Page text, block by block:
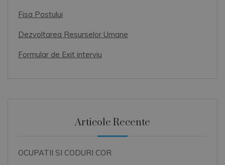
Fisa Postului
Dezvoltarea Resurselor Umane
Formular de Exit interviu
Articole Recente
OCUPATII SI CODURI COR